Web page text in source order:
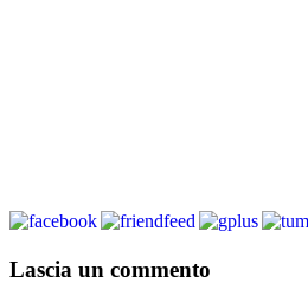
Lascia un commento